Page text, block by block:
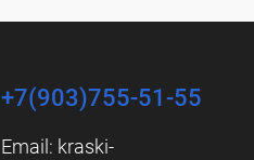
+7(903)755-51-55
Email: kraski-